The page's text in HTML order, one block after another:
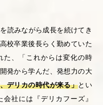
読みながら成長を続けてき
校卒業後長らく勤めていた
た、「これからは変化の時
発から学んだ、発想力の大
デリカの時代が来る」とい
社には『デリカフーズ』